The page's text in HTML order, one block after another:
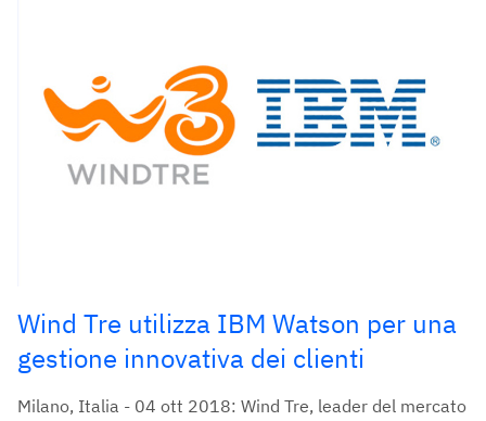
Wind Tre utilizza IBM Watson per una
gestione innovativa dei clienti
Milano, Italia - 04 ott 2018: Wind Tre, leader del mercato